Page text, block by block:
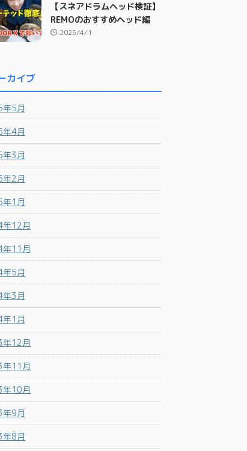
【スネアドラムヘッド検証】
REMOのおすすめヘッド編
2025/4/1
カイブ
5月
4月
3月
2月
1月
12月
11月
5月
3月
1月
12月
11月
10月
9月
8月